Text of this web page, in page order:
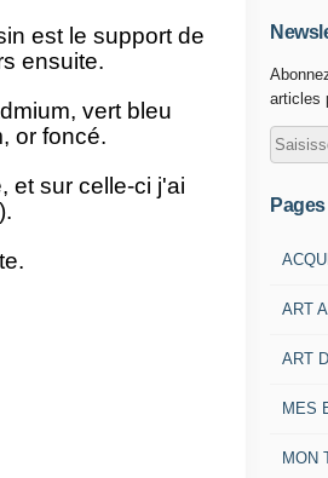
est le support de
ensuite.
vert bleu
or foncé.
et sur celle-ci j'ai
articles
Pages
ART
ART
MES
MON